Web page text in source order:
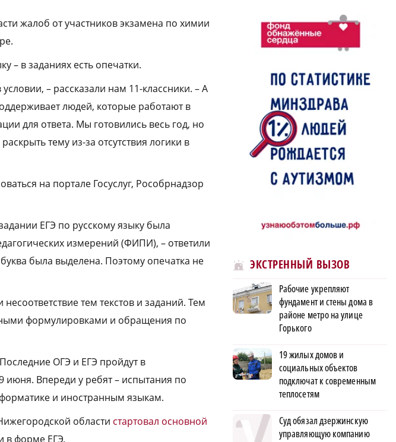
жалоб от участников экзамена по химии
– в заданиях есть опечатки.
– рассказали нам 11-классники. – А
людей, которые работают в
для ответа. Мы готовились весь год, но
тему из-за отсутствия логики в
на портале Госуслуг, Рос­обрнадзор
ЕГЭ по русскому языку была
измерений (ФИПИ), – ответили
была выделена. Поэтому опечатка не
тем текстов и заданий. Тем
формулировками и обращения по
ОГЭ и ЕГЭ пройдут в
июня. Впереди у ребят – испытания по
и иностранным языкам.
области стартовал основной
в форме ЕГЭ.
ЭКСТРЕННЫЙ ВЫЗОВ
Рабочие укрепляют
фундамент и стены дома в
районе метро на улице
Горького
19 жилых домов и
социальных объектов
подключат к современным
теплосетям
Суд обязал дзержинскую
управляющую компанию